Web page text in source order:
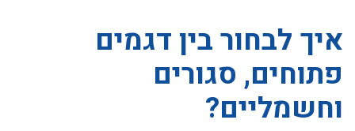
איך לבחור בין דגמים
פתוחים, סגורים
וחשמליים?